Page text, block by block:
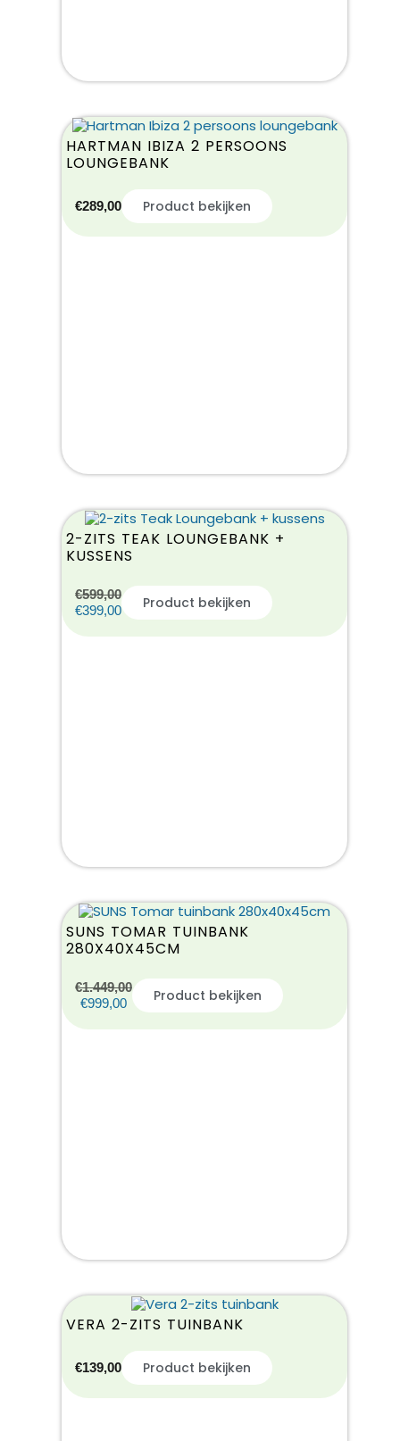
HARTMAN IBIZA 2 PERSOONS
LOUNGEBANK
€289,00 Product bekijken
2-ZITS TEAK LOUNGEBANK +
KUSSENS
€599,00
€399,00 Product bekijken
SUNS TOMAR TUINBANK
280X40X45CM
€1.449,00
€999,00 Product bekijken
VERA 2-ZITS TUINBANK
€139,00 Product bekijken